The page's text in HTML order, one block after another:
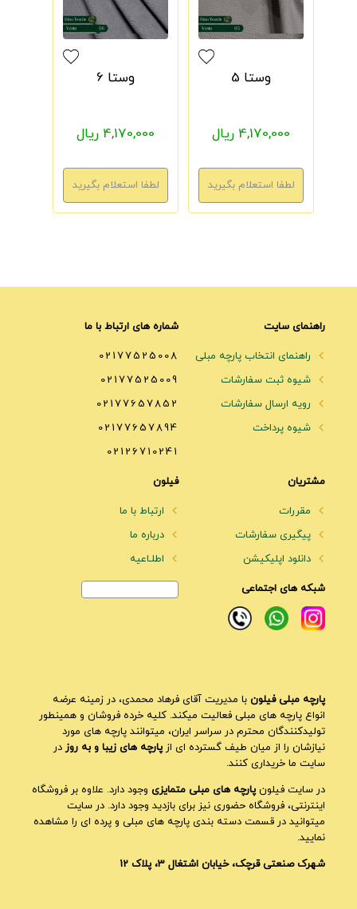
وستا 5
4,170,000 ریال
وستا 6
4,170,000 ریال
راهنمای سایت
راهنمای انتخاب پارچه مبلی
شیوه ثبت سفارشات
رویه ارسال سفارشات
شیوه پرداخت
شماره های ارتباط با ما
02177525008
02177525009
02177657852
02177657894
02126710241
مشتریان
مقررات
پیگیری سفارشات
دانلود اپلیکیشن
فیلون
ارتباط با ما
درباره ما
اطلـاعیه
شبکه های اجتماعی
پارچه مبلی فیلون با مدیریت آقای فرهاد محمدی، در زمینه عرضه
انواع پارچه های مبلی فعالیت میکند. کلیه خرده فروشان و همینطور
تولیدکنندگان محترم در سراسر ایران، میتوانند پارچه های مورد
نیازشان را از میان طیف گسترده ای ازپارچه های زیبا و به روز در
سایت ما خریداری کنند.
در سایت فیلونپارچه های مبلی متمایزی وجود دارد. علاوه بر فروشگاه
اینترنتی، فروشگاه حضوری نیز برای بازدید وجود دارد. در سایت
میتوانید در قسمت دسته بندی پارچه های مبلی و پرده ای را مشاهده
نمایید.
شهرک صنعتی قرچک، خیابان اشتغال 3، پلاک 12